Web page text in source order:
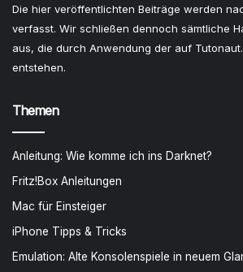
Die hier veröffentlichten Beiträge werden
verfasst. Wir schließen dennoch sämtliche
aus, die durch Anwendung der auf
entstehen.
Themen
Anleitung: Wie komme ich ins Darknet?
Fritz!Box Anleitungen
Mac für Einsteiger
iPhone Tipps & Tricks
Emulation: Alte Konsolenspiele in neuem